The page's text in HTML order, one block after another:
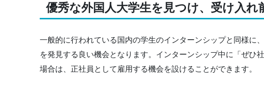
優秀な外国人大学生を見つけ、受け入
一般的に行われている国内の学生のインターンシップと同様に
を発見する良い機会となります。インターンシップ中に「ぜひ
場合は、正社員として雇用する機会を設けることができます。